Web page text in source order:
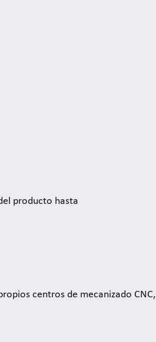
producto hasta
centros de mecanizado CNC,